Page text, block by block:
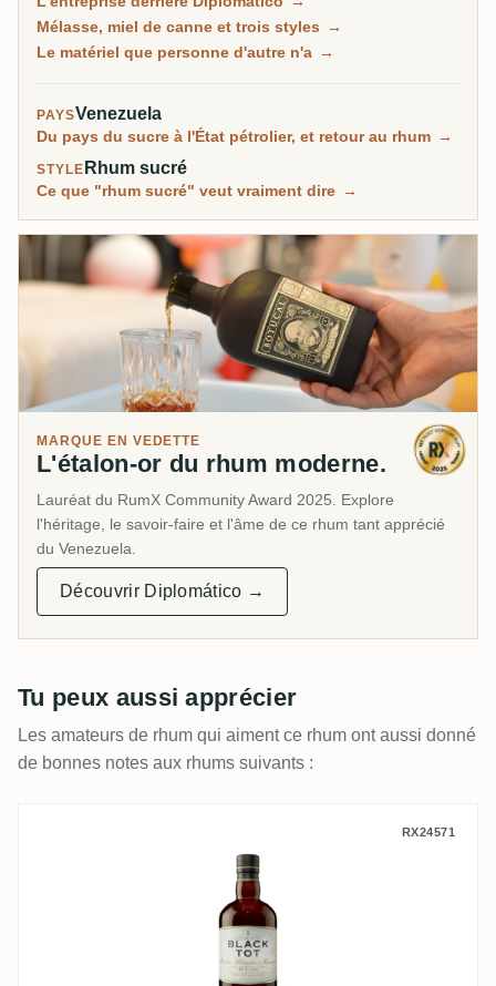
distillats différents sur alambics pot, batch kettles et
colonnes, les vieillit dans des centaines de milliers de
mais ses embouteillages secs et axés sur le pot still
sont ceux que la communauté RumX note le plus
haut.
Mélasse, miel de canne et trois styles →
Le matériel que personne d'autre n'a →
PAYSVenezuela
Du pays du sucre à l'État pétrolier, et retour au rhum →
STYLE Rhum sucré
Ce que "rhum sucré" veut vraiment dire →
MARQUE EN VEDETTE
L'étalon-or du rhum moderne.
Lauréat du RumX Community Award 2025. Explore
l'héritage, le savoir-faire et l'âme de ce rhum tant apprécié
du Venezuela.
Découvrir Diplomático →
Tu peux aussi apprécier
Les amateurs de rhum qui aiment ce rhum ont aussi donné
de bonnes notes aux rhums suivants :
Elixir Distillers of London Black Tot Rum
RX24571